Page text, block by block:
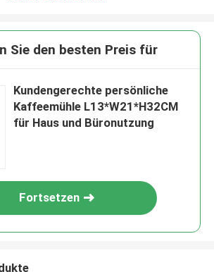
Sie den besten Preis für
Kundengerechte persönliche
Kaffeemühle L13*W21*H32CM
für Haus und Büronutzung
Fortsetzen